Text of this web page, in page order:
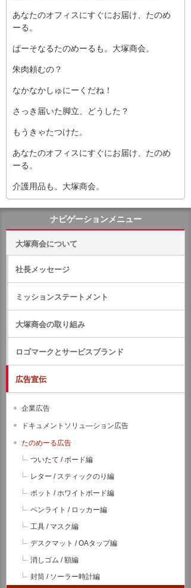
あなたのオフィスにすぐにお届け、たのめ
ーる。
ぱーそなるたのめーるも。大塚商会。
朱肉頼むの？
なかなかしゅにーくだね！
さっき届いた脚立、どうした？
もうきゃたつけた。
あなたのオフィスにすぐにお届け、たのめ
ーる。
介護用品も。大塚商会。
ナビゲーションメニュー
大塚商会について
社長メッセージ
ミッションステートメント
大塚商会の取り組み
ロゴマークとサービスブランド
広告宣伝
企業広告
ドキュメントソリュ―ション広告
たのめーる広告
ついたて / ボード編
レター / スティックのり編
ポット / ホワイトボード編
ペンライト / ロッカー編
工具 / マスク編
デスクマット / OAタップ編
消しゴム / 額編
封筒 / ソーラー時計編